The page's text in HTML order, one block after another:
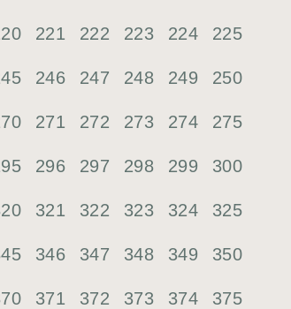
221 222 223 224 225
246 247 248 249 250
271 272 273 274 275
296 297 298 299 300
321 322 323 324 325
346 347 348 349 350
371 372 373 374 375